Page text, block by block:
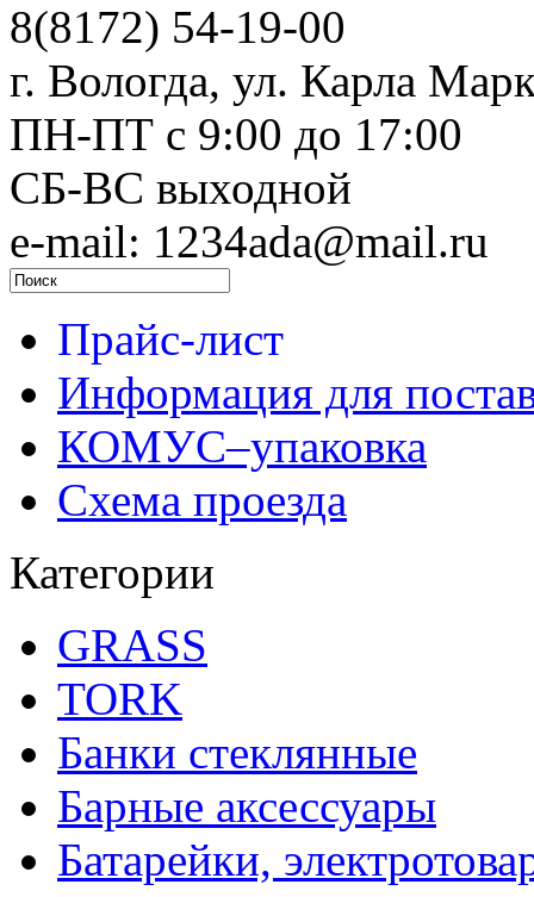
8(8172) 54-19-00
г. Вологда, ул. Карла
ПН-ПТ c 9:00 до 17:00
СБ-ВС выходной
e-mail: 1234ada@mail.ru
Прайс-лист
Информация для
КОМУС–упаковка
Схема проезда
Категории
GRASS
TORK
Банки стеклянные
Барные аксессуары
Батарейки,